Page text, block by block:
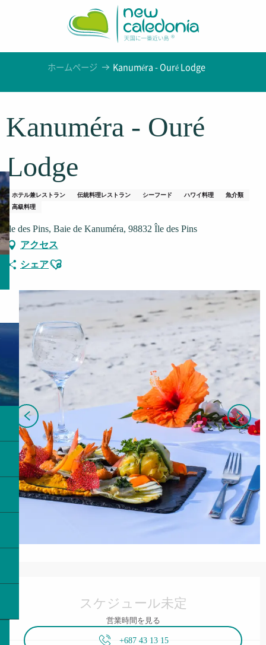
ホームページ Kanuméra - Ouré Lodge
Kanuméra - Ouré
Lodge
ホテル兼レストラン 伝統料理レストラン シーフード ハワイ料理
魚介類
高級料理
Île des Pins, Baie de Kanuméra, 98832 Île des Pins
アクセス
シェアAjouter aux favoris
営業時間と連絡先
スケジュール未定
営業時間を見る
+687 43 13 15